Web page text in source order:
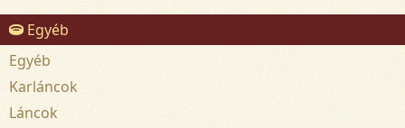
Egyéb
Egyéb
Karláncok
Láncok